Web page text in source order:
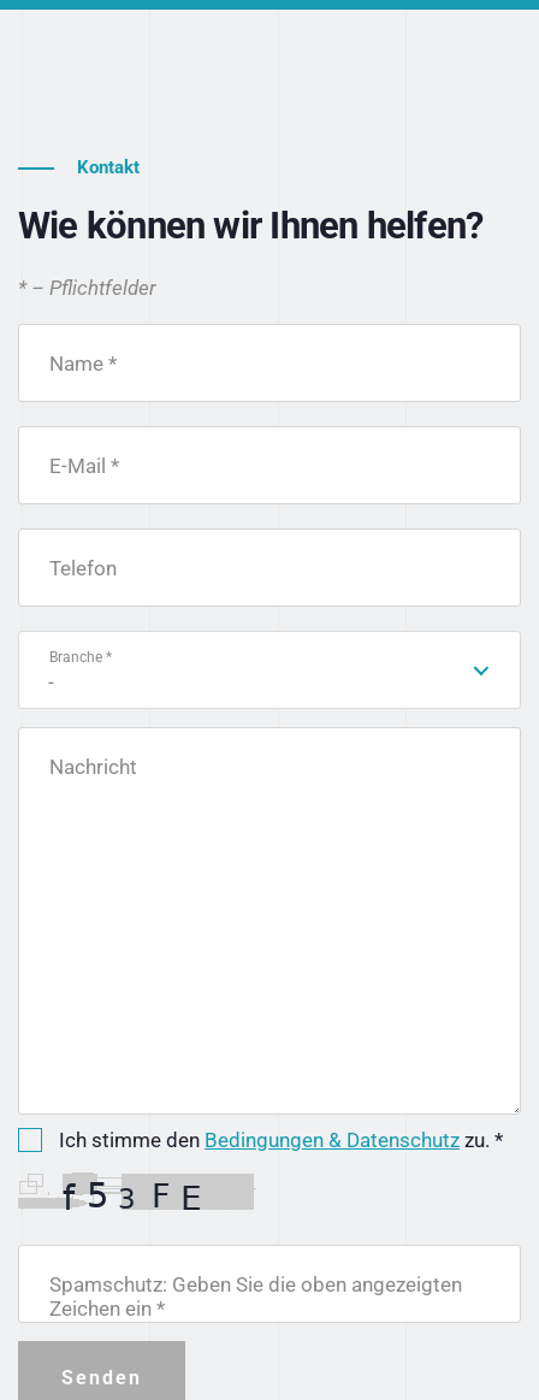
Kontakt
Wie können wir Ihnen helfen?
* – Pflichtfelder
Name *
E-Mail *
Telefon
Branche *
-
Nachricht
Ich stimme den Bedingungen & Datenschutz zu. *
Spamschutz: Geben Sie die oben angezeigten
Zeichen ein *
Senden